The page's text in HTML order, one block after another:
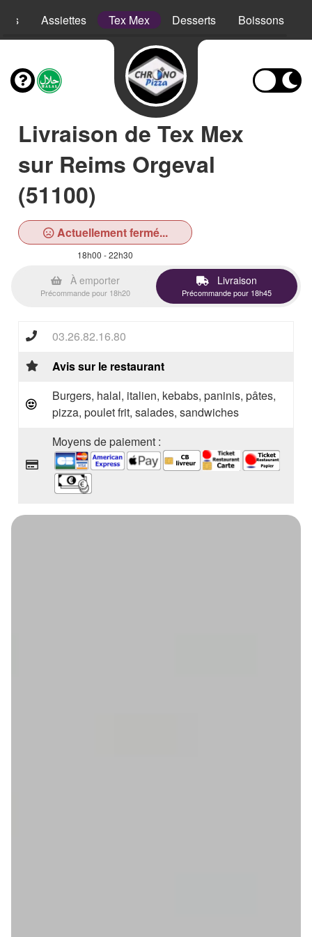
Assiettes Tex Mex Desserts Boissons
Livraison de Tex Mex
sur Reims Orgeval
(51100)
Actuellement fermé...
18h00 - 22h30
À emporter
Précommande pour 18h20
Livraison
Précommande pour 18h45
03.26.82.16.80
Avis sur le restaurant
Burgers, halal, italien, kebabs, paninis, pâtes,
pizza, poulet frit, salades, sandwiches
Moyens de paiement :